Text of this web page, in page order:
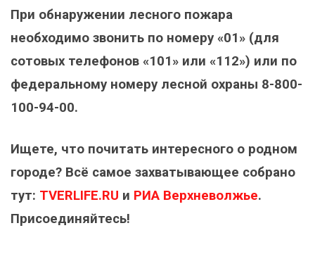
При обнаружении лесного пожара
необходимо звонить по номеру «01» (для
сотовых телефонов «101» или «112») или по
федеральному номеру лесной охраны 8-800-
100-94-00.
Ищете, что почитать интересного о родном
городе? Всё самое захватывающее собрано
тут: TVERLIFE.RU и РИА Верхневолжье.
Присоединяйтесь!